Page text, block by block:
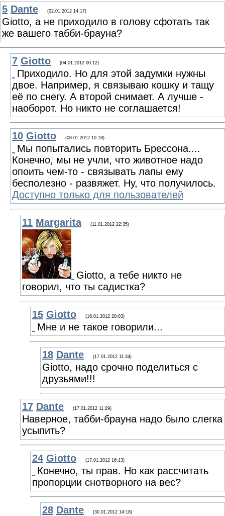
5 Dante (02.01.2012 14:17)
Giotto, а не приходило в голову сфотать так
же вашего табби-брауна?
7 Giotto (04.01.2012 00:12)
Приходило. Но для этой задумки нужны
двое. Например, я связываю кошку и тащу
её по снегу. А второй снимает. А лучше -
наоборот. Но никто не соглашается!
10 Giotto (08.01.2012 10:18)
Мы попытались повторить Брессона....
Конечно, мы не учли, что животное надо
опоить чем-то - связывать лапы ему
бесполезно - развяжет. Ну, что получилось.
Доступно только для пользователей
11 Margarita (11.01.2012 22:35)
Giotto, а тебе никто не
говорил, что ты садистка?
15 Giotto (16.01.2012 20:03)
Мне и не такое говорили...
18 Dante (17.01.2012 11:34)
Giotto, надо срочно поделиться с
друзьями!!!
17 Dante (17.01.2012 11:29)
Наверное, табби-брауна надо было слегка
усыпить?
24 Giotto (17.01.2012 16:13)
Конечно, ты прав. Но как рассчитать
пропорции снотворного на вес?
28 Dante (30.01.2012 14:18)